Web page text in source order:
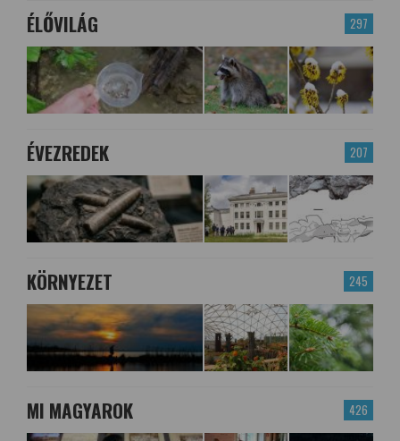
297
ÉLŐVILÁG
207
ÉVEZREDEK
245
KÖRNYEZET
426
MI MAGYAROK